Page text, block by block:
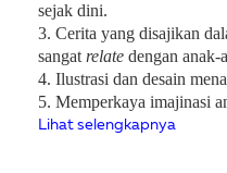
sejak dini.
3. Cerita yang disajikan
sangat relate dengan anak-
4. Ilustrasi dan desain
5. Memperkaya imajinasi
Lihat selengkapnya